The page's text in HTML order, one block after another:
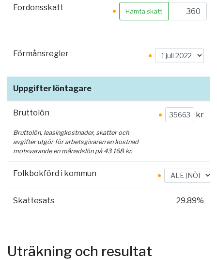
Fordonsskatt Hämta skatt
Förmånsregler
Uppgifter löntagare
Bruttolön kr
Bruttolön, leasingkostnader, skatter och
avgifter utgör för arbetsgivaren en kostnad
motsvarande en månadslön på 43 168kr.
Folkbokförd i kommun
Skattesats 29.89%
Uträkning och resultat